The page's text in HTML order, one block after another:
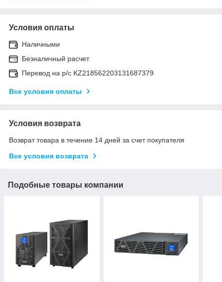
Условия оплаты
Наличными
Безналичный расчет
Перевод на р/с KZ218562203131687379
Все условия оплаты
Условия возврата
Возврат товара в течение 14 дней за счет покупателя
Все условия возврата
Подобные товары компании